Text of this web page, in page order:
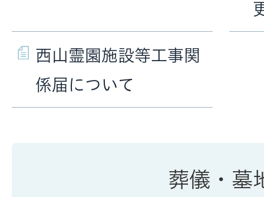
西山霊園施設等工事関
係届について
葬儀・墓